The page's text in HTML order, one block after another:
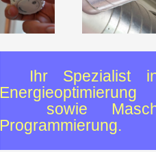
Ihr Spezialist in
Energieoptimierung
sowie
Programmierung.